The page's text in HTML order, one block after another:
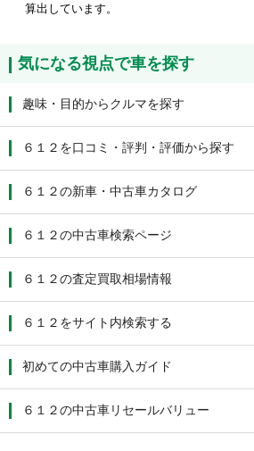
算出しています。
気になる視点で車を探す
趣味・目的からクルマを探す
６１２を口コミ・評判・評価から探す
６１２の新車・中古車カタログ
６１２の中古車検索ページ
６１２の査定買取相場情報
６１２をサイト内検索する
初めての中古車購入ガイド
６１２の中古車リセールバリュー